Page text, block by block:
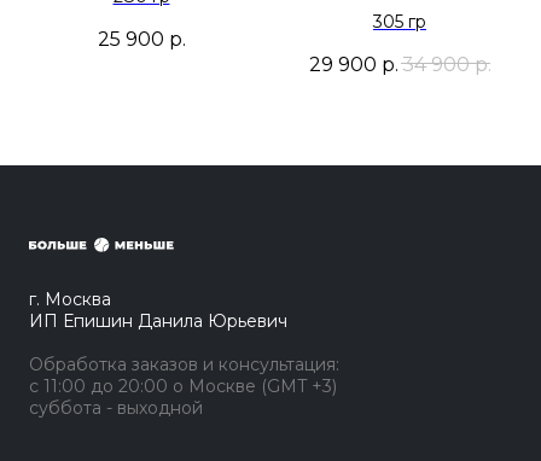
25 900 р.
305 гр
29 900 р.34 900 р.
г. Москва
ИП Епишин Данила Юрьевич
Обработка заказов и консультация:
с 11:00 до 20:00 о Москве (GMT +3)
суббота - выходной